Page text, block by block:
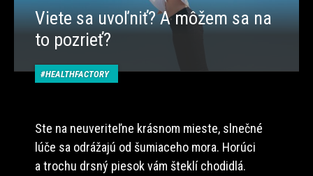
Viete sa uvoľniť? A môžem sa na
to pozrieť?
HEALTHFACTORY
Ste na neuveriteľne krásnom mieste, slnečné
lúče sa odrážajú od šumiaceho mora. Horúci
a trochu drsný piesok vám šteklí chodidlá.